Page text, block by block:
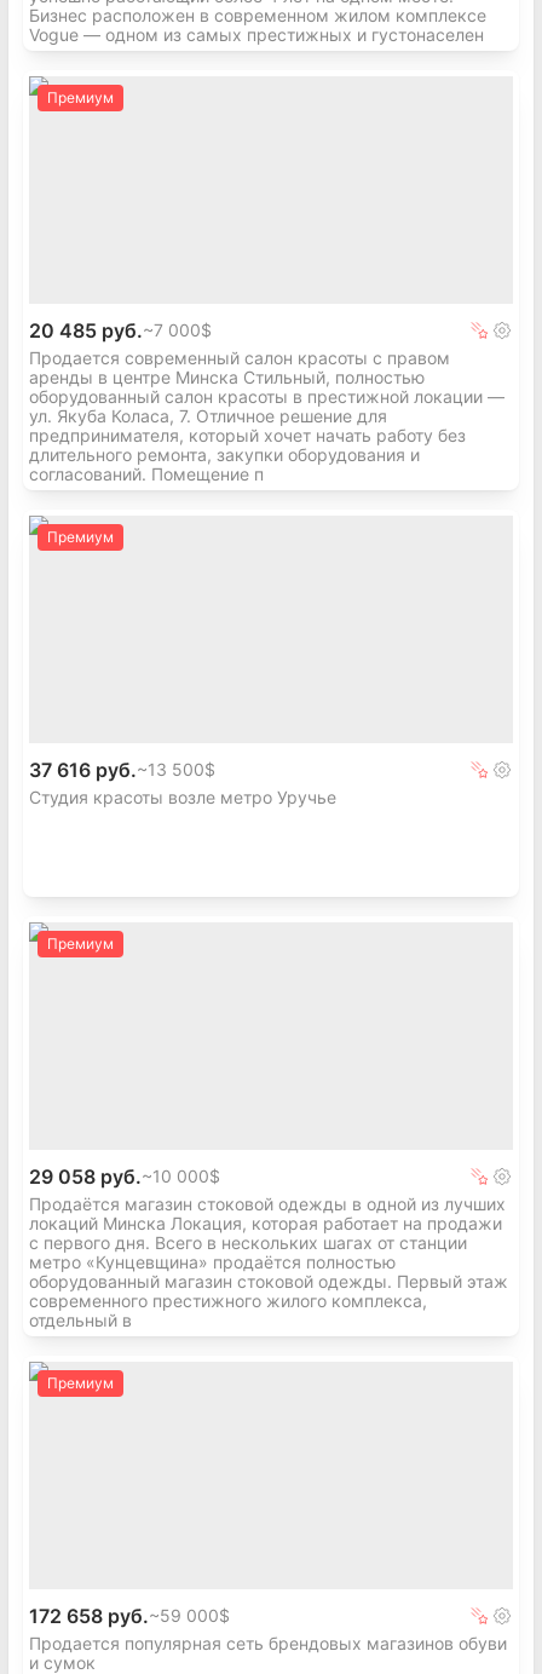
Бизнес расположен в современном жилом комплексе
Vogue — одном из самых престижных и густонаселен
Премиум
20 485 руб.~7 000$
Продается современный салон красоты с правом
аренды в центре Минска Стильный, полностью
оборудованный салон красоты в престижной локации —
ул. Якуба Коласа, 7. Отличное решение для
предпринимателя, который хочет начать работу без
длительного ремонта, закупки оборудования и
согласований. Помещение п
Премиум
37 616 руб.~13 500$
Студия красоты возле метро Уручье
Премиум
29 058 руб.~10 000$
Продаётся магазин стоковой одежды в одной из лучших
локаций Минска Локация, которая работает на продажи
с первого дня. Всего в нескольких шагах от станции
метро «Кунцевщина» продаётся полностью
оборудованный магазин стоковой одежды. Первый этаж
современного престижного жилого комплекса,
отдельный в
Премиум
172 658 руб.~59 000$
Продается популярная сеть брендовых магазинов обуви
и сумок